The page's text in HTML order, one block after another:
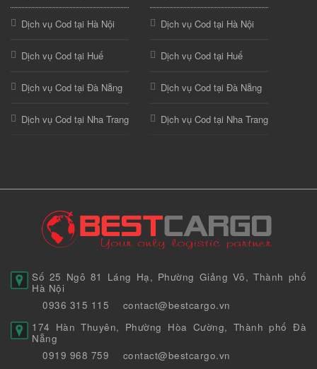
Dịch vụ Cod tại Hà Nội
Dịch vụ Cod tại Huế
Dịch vụ Cod tại Đà Nẵng
Dịch vụ Cod tại Nha Trang
Dịch vụ Cod tại Hà Nội
Dịch vụ Cod tại Huế
Dịch vụ Cod tại Đà Nẵng
Dịch vụ Cod tại Nha Trang
Số 25 Ngõ 81 Láng Hạ, Phường Giảng Võ, Thành phố
Hà Nội
0936 315 115
contact@bestcargo.vn
174 Hàn Thuyên, Phường Hòa Cường, Thành phố Đà
Nẵng
0919 968 759
contact@bestcargo.vn